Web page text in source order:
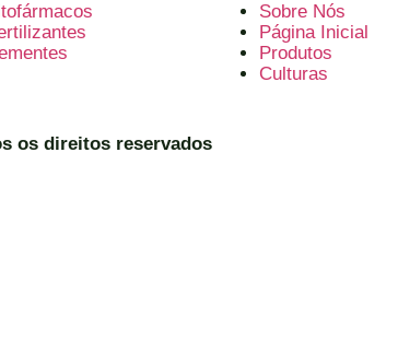
Sobre Nós
Página Inicial
Produtos
Culturas
os direitos reservados